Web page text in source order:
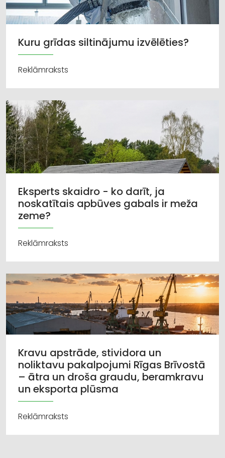
Kuru grīdas siltinājumu izvēlēties?
Reklāmraksts
Eksperts skaidro - ko darīt, ja
noskatītais apbūves gabals ir meža
zeme?
Reklāmraksts
Kravu apstrāde, stividora un
noliktavu pakalpojumi Rīgas Brīvostā
– ātra un droša graudu, beramkravu
un eksporta plūsma
Reklāmraksts